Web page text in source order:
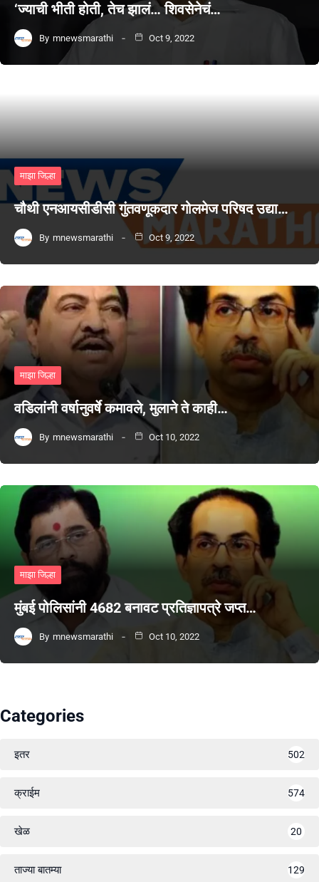
‘ज्याची भीती होती, तेच झालं… शिवसेनेचं…
By mnewsmarathi Oct 9, 2022
माझा जिल्हा
चौथी एनआयसीडीसी गुंतवणूकदार गोलमेज परिषद उद्या…
By mnewsmarathi Oct 9, 2022
माझा जिल्हा
वडिलांनी वर्षानुवर्षे कमावले, मुलाने ते काही…
By mnewsmarathi Oct 10, 2022
माझा जिल्हा
मुंबई पोलिसांनी 4682 बनावट प्रतिज्ञापत्रे जप्त…
By mnewsmarathi Oct 10, 2022
Categories
इतर 502
क्राईम 574
खेळ 20
ताज्या बातम्या 129